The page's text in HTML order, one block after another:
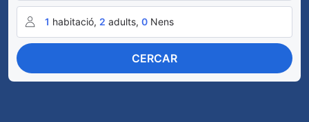
1 habitació, 2 adults, 0 Nens
CERCAR